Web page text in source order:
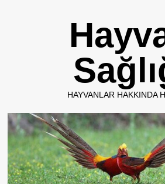
HAYVANLAR HAKKINDA